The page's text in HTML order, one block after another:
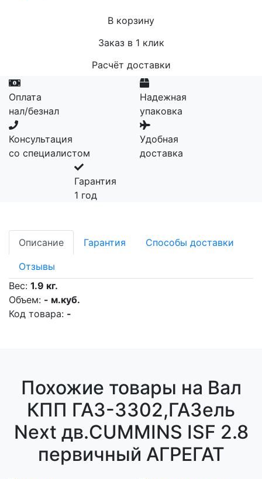
В корзину
Заказ в 1 клик
Расчёт доставки
Оплата
нал/безнал
Надежная
упаковка
Консультация
со специалистом
Удобная
доставка
Гарантия
1 год
Описание Гарантия Способы доставки
Отзывы
Вес: 1.9 кг.
Объем: - м.куб.
Код товара: -
Похожие товары на Вал
КПП ГАЗ-3302,ГАЗель
Next дв.CUMMINS ISF 2.8
первичный АГРЕГАТ